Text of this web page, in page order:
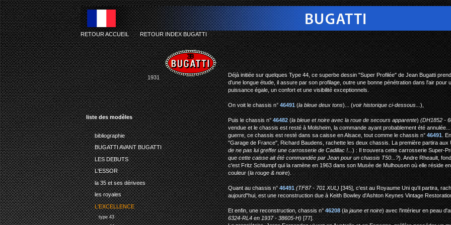
liste des modèles
bibliographie
BUGATTI AVANT BUGATTI
LES DEBUTS
L'ESSOR
la 35 et ses dérivees
les royales
L'EXCELLENCE
type 43
bugatti type 46 coupe
RETOUR ACCUEIL-RETOUR INDEX BUGATTI
1931
Déjà initiée sur quelques Type 44, ce superbe dessin "Super Profilée" de Jean Bugatti
d'une longue étude, il assure par son profilage, outre une bonne pénétration dans l'air
puissance égale, un confort et une visibilité exceptionnels.
On voit le chassis n°46491(la bleue deux tons)... (voir historique ci-dessous... ),
Puis le chassis n°46482(la bleue et noire avec la roue de secours apparente)(DH1852 -
vendue et le chassis est resté à Molsheim, la commande ayant probablement été
guerre, ce chassis est resté dans sa caisse en Alsace, tout comme le chassis n°46491.
"Garage de France", Richard Baudens, rachette les deux chassis. La première partira aux
de ne pas lui greffer une carrosserie de Cadillac !...) : Il trouvera cette carrosserie Super-
que cette caisse ait été commandée par Jean pour un chassis T50...?). Andre Rheault,
c'est Fritz Schlumpf qui la ramène en 1963 dans son Musée de Mulhousen où elle réside
couleur (la rouge & noire).
Quant au chassis n°46491 (TF87 - 701 XUL)[345], c'est au Royaume Uni qu'il partira,
aujourd"hui, est une reconstruction due à Keith Bowley d'Ashton Keynes Vintage
Et enfin, une reconstruction, chassis n°46208(la jaune et noire) avec l'intérieur en peau
6324-RL4 en 1937 - 38605-H)[77].